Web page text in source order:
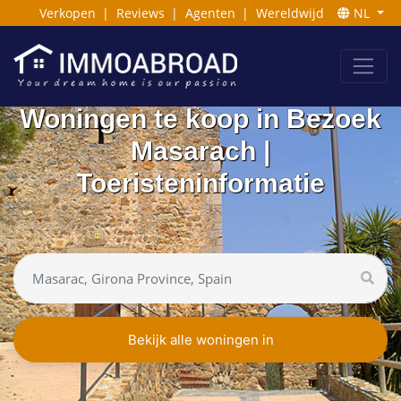
Verkopen | Reviews | Agenten | Wereldwijd NL
Woningen te koop in Bezoek
Masarach |
Toeristeninformatie
Bekijk alle woningen in